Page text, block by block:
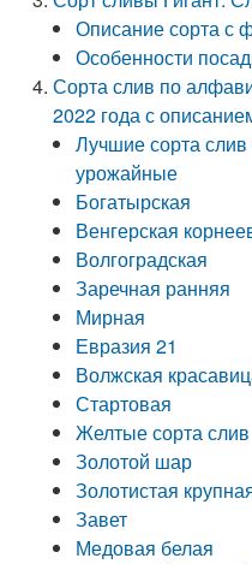
Описание сорта с
Особенности
Сорта слив по
2022 года с
Лучшие сорта
урожайные
Богатырская
Венгерская
Волгоградская
Заречная ранняя
Мирная
Евразия 21
Волжская
Стартовая
Желтые сорта слив
Золотой шар
Золотистая
Завет
Медовая белая